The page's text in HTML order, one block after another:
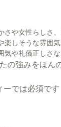
さや女性らしさ
楽しそうな雰囲気
気や礼儀正しさ
の強みをほん
ーでは必須です